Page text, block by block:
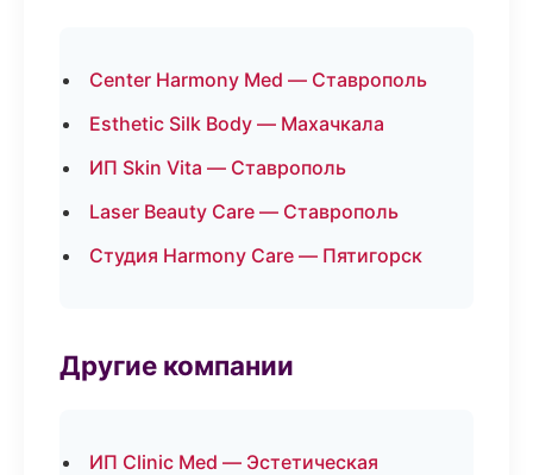
Center Harmony Med — Ставрополь
Esthetic Silk Body — Махачкала
ИП Skin Vita — Ставрополь
Laser Beauty Care — Ставрополь
Студия Harmony Care — Пятигорск
Другие компании
ИП Clinic Med — Эстетическая